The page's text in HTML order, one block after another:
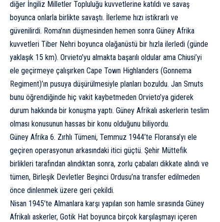
diğer İngiliz Milletler Topluluğu kuvvetlerine katıldı ve savaş
boyunca onlarla birlikte savaştı. İlerleme hızı istikrarlı ve
güvenilirdi. Roma’nın düşmesinden hemen sonra Güney Afrika
kuvvetleri Tiber Nehri boyunca olağanüstü bir hızla ilerledi (günde
yaklaşık 15 km). Orvieto’yu almakta başarılı oldular ama Chiusi’yi
ele geçirmeye çalışırken Cape Town Highlanders (Gonnema
Regiment)’ın pusuya düşürülmesiyle planları bozuldu. Jan Smuts
bunu öğrendiğinde hiç vakit kaybetmeden Orvieto’ya giderek
durum hakkında bir konuşma yaptı. Güney Afrikalı askerlerin teslim
olması konusunun hassas bir konu olduğunu biliyordu.
Güney Afrika 6. Zırhlı Tümeni, Temmuz 1944’te Floransa’yı ele
geçiren operasyonun arkasındaki itici güçtü. Şehir Müttefik
birlikleri tarafından alındıktan sonra, zorlu çabaları dikkate alındı ve
tümen, Birleşik Devletler Beşinci Ordusu’na transfer edilmeden
önce dinlenmek üzere geri çekildi.
Nisan 1945’te Almanlara karşı yapılan son hamle sırasında Güney
Afrikalı askerler, Gotik Hat boyunca birçok karşılaşmayı içeren